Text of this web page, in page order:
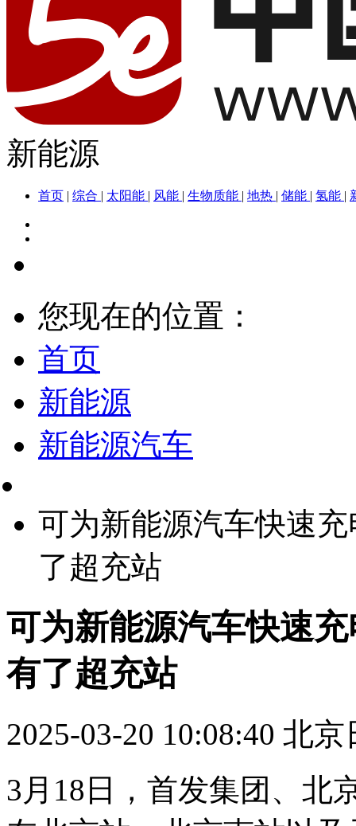
新能源
首页 | 综合 | 太阳能 | 风能 | 生物质能 | 地热 | 储能 | 氢能 |
您现在的位置：
首页
新能源
新能源汽车
可为新能源汽车快速
了超充站
可为新能源汽车快速
有了超充站
2025-03-20 10:08:40 北京
3月18日，首发集团、北